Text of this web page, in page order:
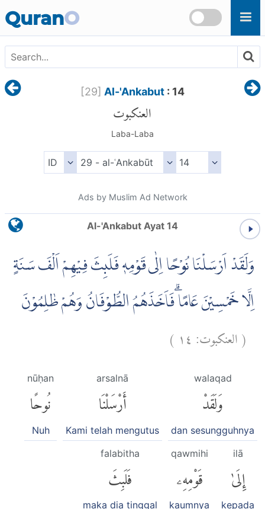
QuranO
[29] Al-'Ankabut: 14
العنكبوت
Laba-Laba
Ads by Muslim Ad Network
Al-'Ankabut Ayat 14
وَلَقَدْ اَرْسَلْنَا نُوْحًا اِلٰى قَوْمِهٖ فَلَبِثَ فِيْهِمْ اَلْفَ سَنَةٍ
اِلَّا خَمْسِيْنَ عَامًا ۗفَاَخَذَهُمُ الطُّوْفَانُ وَهُمْ ظٰلِمُوْنَ
(العنكبوت: ١٤ )
walaqad
وَلَقَدْ
dan sesungguhnya
arsalnā
أَرْسَلْنَا
Kami telah mengutus
nūḥan
نُوحًا
Nuh
ilā
إِلَىٰ
kepada
qawmihi
قَوْمِهِۦ
kaumnya
falabitha
فَلَبِثَ
maka dia tinggal